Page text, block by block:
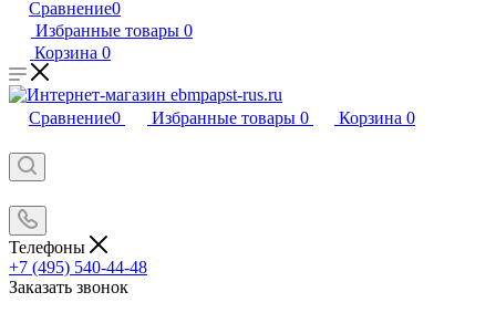
Сравнение0
Избранные товары 0
Корзина 0
Сравнение0 Избранные товары 0 Корзина 0
Телефоны
+7 (495) 540-44-48
Заказать звонок